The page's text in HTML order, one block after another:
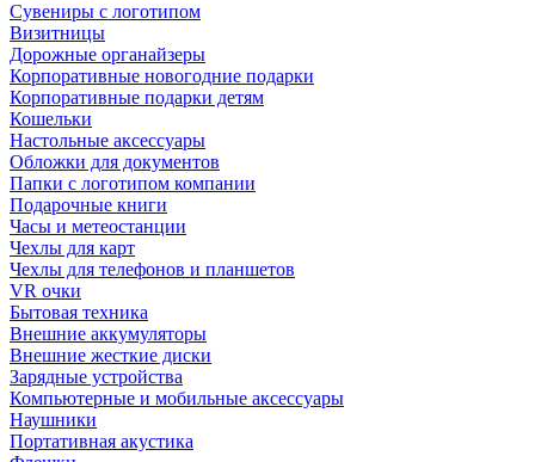
Сувениры с логотипом
Визитницы
Дорожные органайзеры
Корпоративные новогодние подарки
Корпоративные подарки детям
Кошельки
Настольные аксессуары
Обложки для документов
Папки с логотипом компании
Подарочные книги
Часы и метеостанции
Чехлы для карт
Чехлы для телефонов и планшетов
VR очки
Бытовая техника
Внешние аккумуляторы
Внешние жесткие диски
Зарядные устройства
Компьютерные и мобильные аксессуары
Наушники
Портативная акустика